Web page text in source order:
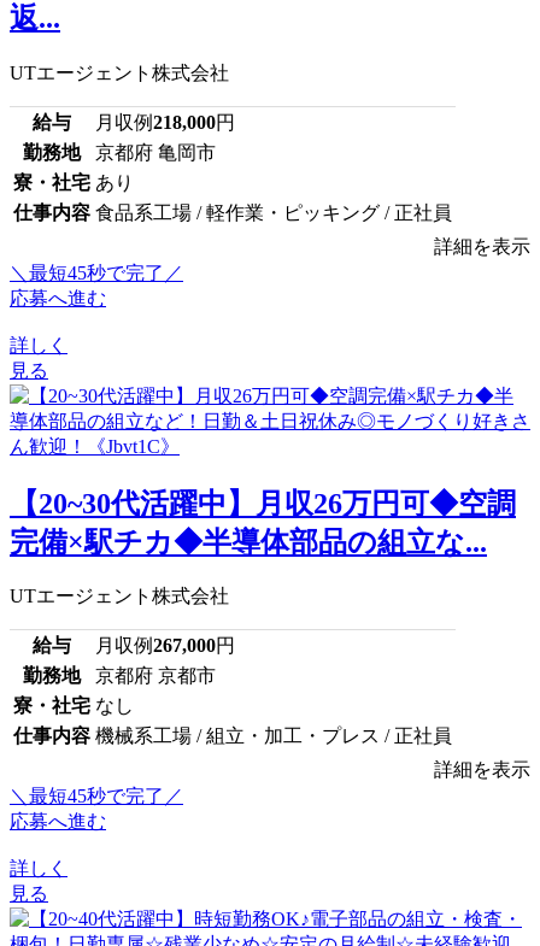
返...
UTエージェント株式会社
給与 月収例218,000円
勤務地
京都府 亀岡市
寮・社宅 あり
仕事内容 食品系工場 / 軽作業・ピッキング / 正社員
詳細を表示
＼最短45秒で完了／
応募へ進む
詳しく
見る
【20~30代活躍中】月収26万円可◆空調
完備×駅チカ◆半導体部品の組立な...
UTエージェント株式会社
給与 月収例267,000円
勤務地
京都府 京都市
寮・社宅 なし
仕事内容 機械系工場 / 組立・加工・プレス / 正社員
詳細を表示
＼最短45秒で完了／
応募へ進む
詳しく
見る